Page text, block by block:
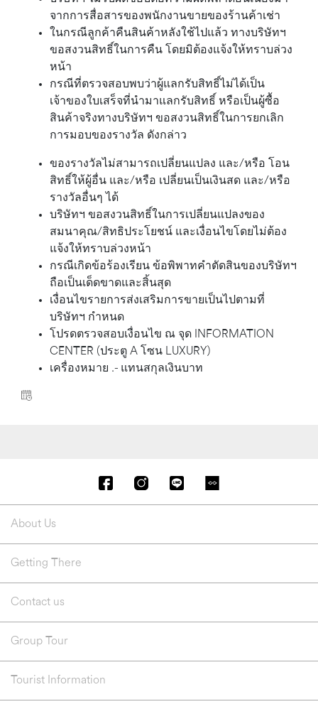
จากการสื่อสารของพนักงานขายของร้านค้าเช่า
ในกรณีลูกค้าคืนสินค้าหลังใช้ไปแล้ว ทางบริษัทฯ
ขอสงวนสิทธิ์ในการคืน โดยมิต้องแจ้งให้ทราบล่วง
หน้า
กรณีที่ตรวจสอบพบว่าผู้แลกรับสิทธิ์ไม่ได้เป็น
เจ้าของใบเสร็จที่นำมาแลกรับสิทธิ์ หรือเป็นผู้ซื้อ
สินค้าจริงทางบริษัทฯ ขอสงวนสิทธิ์ในการยกเลิก
การมอบของรางวัล ดังกล่าว
ของรางวัลไม่สามารถเปลี่ยนแปลง และ/หรือ โอน
สิทธิ์ให้ผู้อื่น และ/หรือ เปลี่ยนเป็นเงินสด และ/หรือ
รางวัลอื่นๆ ได้
บริษัทฯ ขอสงวนสิทธิ์ในการเปลี่ยนแปลงของ
สมนาคุณ/สิทธิประโยชน์ และเงื่อนไขโดยไม่ต้อง
แจ้งให้ทราบล่วงหน้า
กรณีเกิดข้อร้องเรียน ข้อพิพาทคำตัดสินของบริษัทฯ
ถือเป็นเด็ดขาดและสิ้นสุด
เงื่อนไขรายการส่งเสริมการขายเป็นไปตามที่
บริษัทฯ กำหนด
โปรดตรวจสอบเงื่อนไข ณ จุด INFORMATION
CENTER (ประตู A โซน LUXURY)
เครื่องหมาย .- แทนสกุลเงินบาท
About Us
Getting There
Contact us
Group Tour
Tourist Information